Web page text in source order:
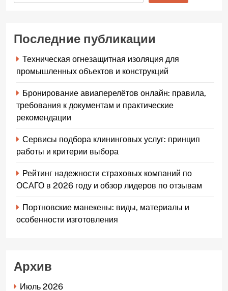
Последние публикации
Техническая огнезащитная изоляция для
промышленных объектов и конструкций
Бронирование авиаперелётов онлайн: правила,
требования к документам и практические
рекомендации
Сервисы подбора клининговых услуг: принцип
работы и критерии выбора
Рейтинг надежности страховых компаний по
ОСАГО в 2026 году и обзор лидеров по отзывам
Портновские манекены: виды, материалы и
особенности изготовления
Архив
Июль 2026